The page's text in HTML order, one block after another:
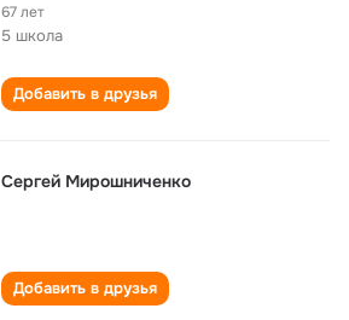
67 лет
5 школа
Добавить в друзья
Сергей Мирошниченко
Добавить в друзья